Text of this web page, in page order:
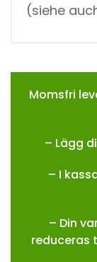
(siehe
Momsfri
– Lägg
– I
– Din
reduceras